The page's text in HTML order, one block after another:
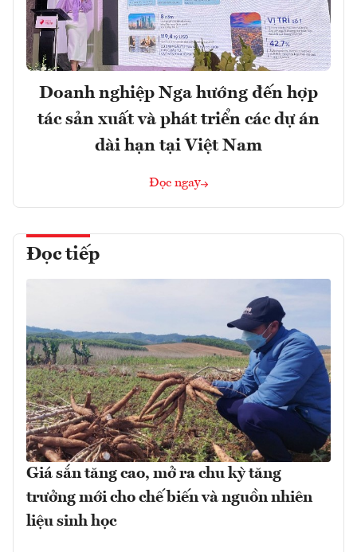
Doanh nghiệp Nga hướng đến hợp
tác sản xuất và phát triển các dự án
dài hạn tại Việt Nam
Đọc ngay
Đọc tiếp
Giá sắn tăng cao, mở ra chu kỳ tăng
trưởng mới cho chế biến và nguồn nhiên
liệu sinh học